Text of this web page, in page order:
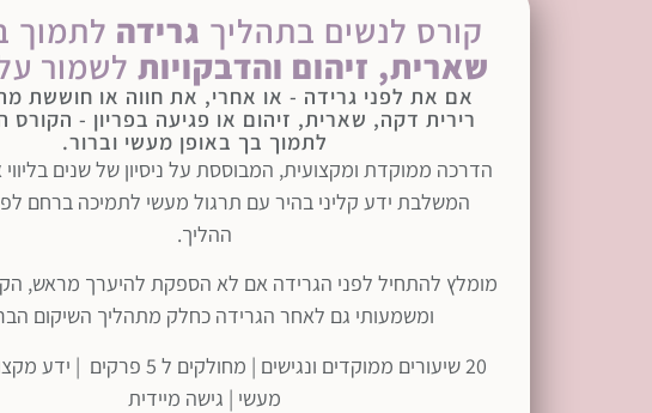
קורס לנשים בתהליך גרידה לתמוך
שארית, זיהום והדבקויות לשמור
אם את לפני גרידה - או אחרי, את חווה או חוששת
רירית דקה, שארית, זיהום או פגיעה בפריון - הקורס
לתמוך בך באופן מעשי וברור.
הדרכה ממוקדת ומקצועית, המבוססת על ניסיון של שנים בליווי
המשלבת ידע קליני בהיר עם תרגול מעשי לתמיכה ברחם
ההליך.
מומלץ להתחיל לפני הגרידה אם לא הספקת להיערך מראש,
ומשמעותי גם לאחר הגרידה כחלק מתהליך השיקום
20 שיעורים ממוקדים ונגישים | מחולקים ל 5
מעשי | גישה מיידית